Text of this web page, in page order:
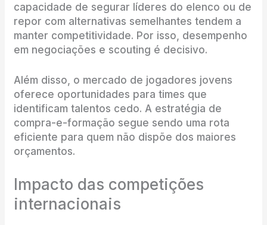
capacidade de segurar líderes do elenco ou de
repor com alternativas semelhantes tendem a
manter competitividade. Por isso, desempenho
em negociações e scouting é decisivo.
Além disso, o mercado de jogadores jovens
oferece oportunidades para times que
identificam talentos cedo. A estratégia de
compra-e-formação segue sendo uma rota
eficiente para quem não dispõe dos maiores
orçamentos.
Impacto das competições
internacionais